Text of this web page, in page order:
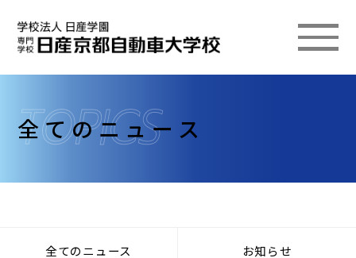
全てのニュース
全てのニュース お知らせ